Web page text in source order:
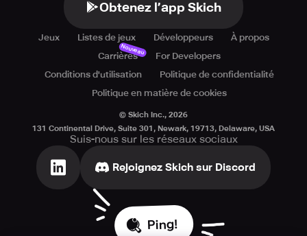
Obtenez l’app Skich
Jeux Listes de jeux Développeurs
À propos
Carrières
Nouveau
For Developers
Conditions d'utilisation
Politique de confidentialité
Politique en matière de cookies
© Skich Inc., 2026
131 Continental Drive, Suite 301, Newark, 19713, Delaware, USA
Suis-nous sur les réseaux sociaux
Rejoignez Skich sur Discord
Ping!